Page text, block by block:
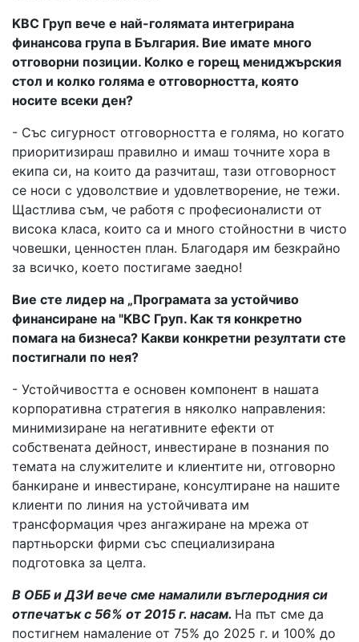
KBC Груп вече е най-голямата интегрирана
финансова група в България. Вие имате много
отговорни позиции. Колко е горещ мениджърския
стол и колко голяма е отговорността, която
носите всеки ден?
- Със сигурност отговорността е голяма, но когато
приоритизираш правилно и имаш точните хора в
екипа си, на които да разчиташ, тази отговорност
се носи с удоволствие и удовлетворение, не тежи.
Щастлива съм, че работя с професионалисти от
висока класа, които са и много стойностни в чисто
човешки, ценностен план. Благодаря им безкрайно
за всичко, което постигаме заедно!
Вие сте лидер на „Програмата за устойчиво
финансиране на "КВС Груп. Как тя конкретно
помага на бизнеса? Какви конкретни резултати сте
постигнали по нея?
- Устойчивостта е основен компонент в нашата
корпоративна стратегия в няколко направления:
минимизиране на негативните ефекти от
собствената дейност, инвестиране в познания по
темата на служителите и клиентите ни, отговорно
банкиране и инвестиране, консултиране на нашите
клиенти по линия на устойчивата им
трансформация чрез ангажиране на мрежа от
партньорски фирми със специализирана
подготовка за целта.
В ОББ и ДЗИ вече сме намалили въглеродния си
отпечатък с 56% от 2015 г. насам. На път сме да
постигнем намаление от 75% до 2025 г. и 100% до